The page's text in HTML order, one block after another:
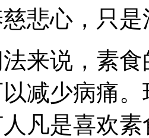
悲心，只
说，素食
减少病痛
凡是喜欢